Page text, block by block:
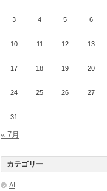
3 4 5 6
10 11 12 13
17 18 19 20
24 25 26 27
31
« 7月
カテゴリー
AI